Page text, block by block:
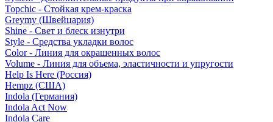
Topchic - Стойкая крем-краска
Greymy (Швейцария)
Shine - Свет и блеск изнутри
Style - Средства укладки волос
Color - Линия для окрашенных волос
Volume - Линия для объема, эластичности и упругости
Help Is Here (Россия)
Hempz (США)
Indola (Германия)
Indola Act Now
Indola Care